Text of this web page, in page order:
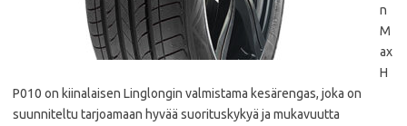
n
M
ax
H
P010 on kiinalaisen Linglongin valmistama kesärengas, joka on
suunniteltu tarjoamaan hyvää suorituskykyä ja mukavuutta